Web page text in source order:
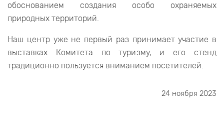
обоснованием создания особо охраняемых
природных территорий.
Наш центр уже не первый раз принимает участие в
выставках Комитета по туризму, и его стенд
традиционно пользуется вниманием посетителей.
24 ноября 2023